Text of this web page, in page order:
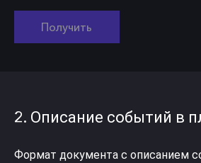
Получить
2. Описание событий в
Формат документа с описанием